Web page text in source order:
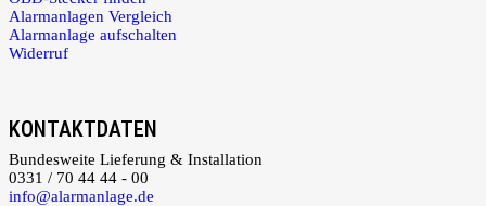
Alarmanlagen Vergleich
Alarmanlage aufschalten
Widerruf
KONTAKTDATEN
Bundesweite Lieferung & Installation
0331 / 70 44 44 - 00
info@alarmanlage.de